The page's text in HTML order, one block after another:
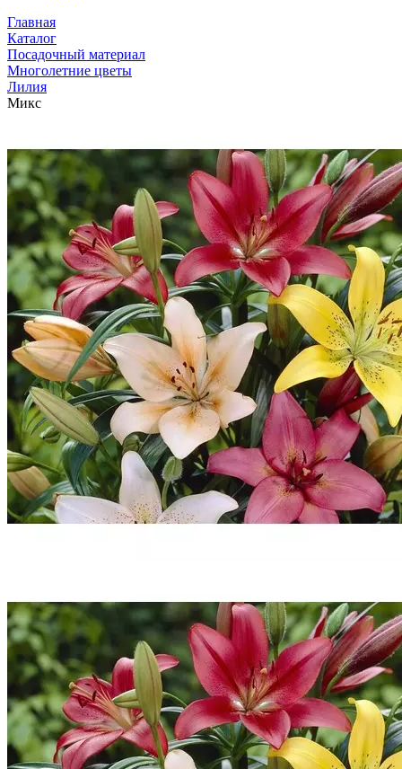
Главная
Каталог
Посадочный материал
Многолетние цветы
Лилия
Микс